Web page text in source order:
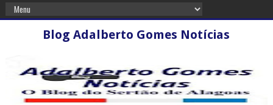
Blog Adalberto Gomes Notícias